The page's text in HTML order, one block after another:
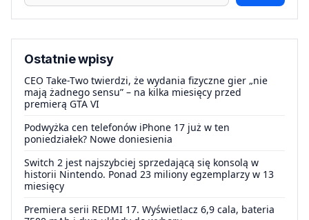
Ostatnie wpisy
CEO Take-Two twierdzi, że wydania fizyczne gier „nie
mają żadnego sensu” – na kilka miesięcy przed
premierą GTA VI
Podwyżka cen telefonów iPhone 17 już w ten
poniedziałek? Nowe doniesienia
Switch 2 jest najszybciej sprzedającą się konsolą w
historii Nintendo. Ponad 23 miliony egzemplarzy w 13
miesięcy
Premiera serii REDMI 17. Wyświetlacz 6,9 cala, bateria